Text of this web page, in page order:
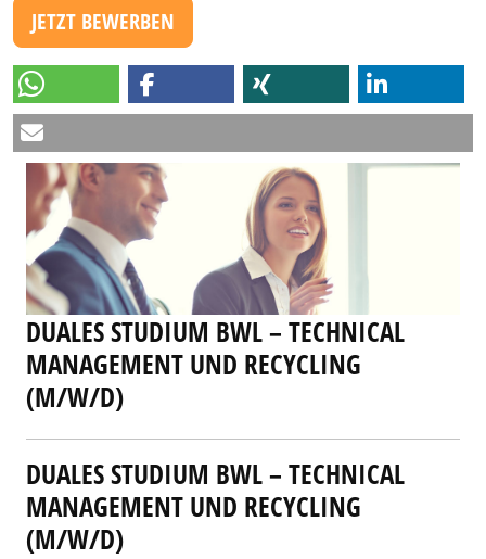
JETZT BEWERBEN
DUALES STUDIUM BWL – TECHNICAL
MANAGEMENT UND RECYCLING
(M/W/D)
DUALES STUDIUM BWL – TECHNICAL
MANAGEMENT UND RECYCLING
(M/W/D)